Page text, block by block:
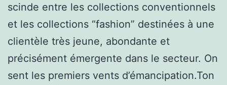
scinde entre les collections conventionnels
et les collections “fashion” destinées à une
clientèle très jeune, abondante et
précisément émergente dans le secteur. On
sent les premiers vents d’émancipation.Ton